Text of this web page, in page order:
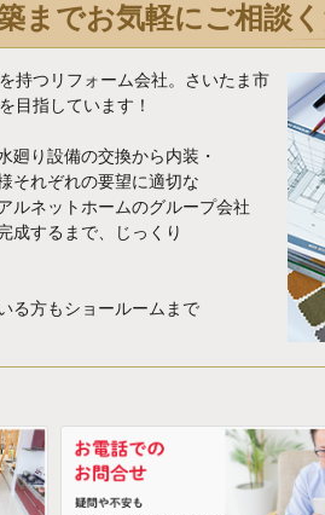
までお気軽にご相談
持つリフォーム会社。さいたま市
目指しています！
廻り設備の交換から内装・
それぞれの要望に適切な
ルネットホームのグループ会社
成するまで、じっくり
る方もショールームまで